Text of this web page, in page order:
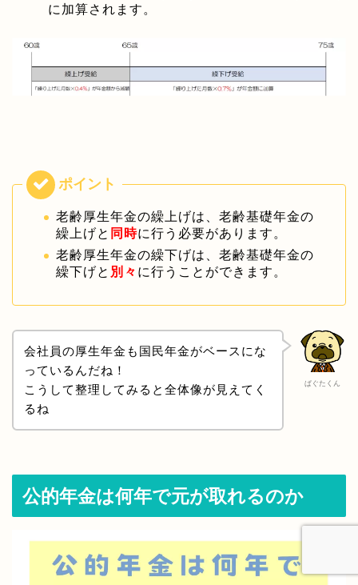
に加算されます。
老齢厚生年金の繰上げは、老齢基礎年金の
繰上げと 同時に行う必要があります。
老齢厚生年金の繰下げは、老齢基礎年金の
繰下げと 別々 に行うことができます。
ぱぐたくん
会社員の厚生年金も国民年金がベースにな
っているんだね！
こうして整理してみると全体像が見えてく
るね
公的年金は何年で元が取れるのか